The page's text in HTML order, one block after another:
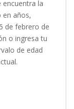
encuentra la
en años,
de febrero de
o ingresa tu
de edad